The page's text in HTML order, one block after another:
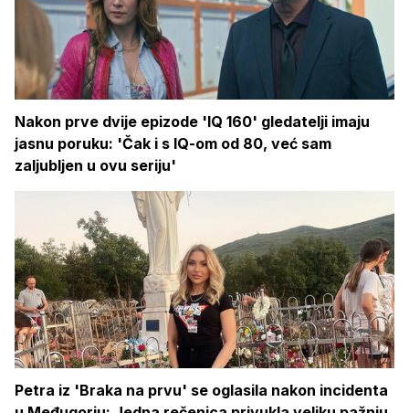
Nakon prve dvije epizode 'IQ 160' gledatelji imaju
jasnu poruku: 'Čak i s IQ-om od 80, već sam
zaljubljen u ovu seriju'
Petra iz 'Braka na prvu' se oglasila nakon incidenta